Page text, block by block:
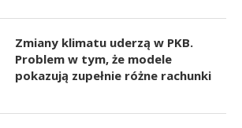
Zmiany klimatu uderzą w PKB.
Problem w tym, że modele
pokazują zupełnie różne rachunki